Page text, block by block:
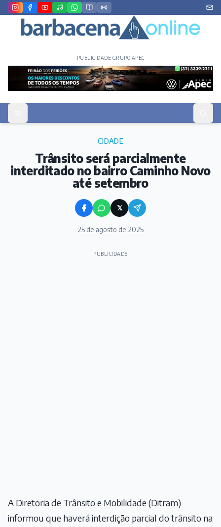
PUBLICIDADE GRUPO APEC
CIDADE
Trânsito será parcialmente
interditado no bairro Caminho Novo
até setembro
𝕏
25 de agosto de 2025
PUBLICIDADE
A Diretoria de Trânsito e Mobilidade (Ditram)
informou que haverá interdição parcial do trânsito na